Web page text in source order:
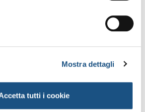
Mostra dettagli
tutti i cookie
e può essere lavato in lavatrice